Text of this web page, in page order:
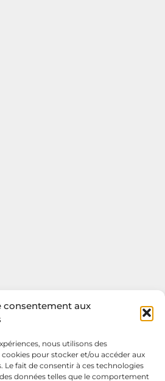
consentement aux
nous utilisons des
pour stocker et/ou accéder aux
Le fait de consentir à ces technologies
données telles que le comportement